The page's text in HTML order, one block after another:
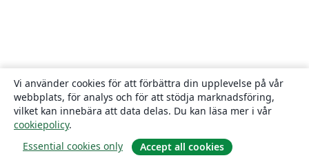
Vi använder cookies för att förbättra din upplevelse på vår
webbplats, för analys och för att stödja marknadsföring,
vilket kan innebära att data delas. Du kan läsa mer i vår
cookiepolicy.
Essential cookies only
Accept all cookies